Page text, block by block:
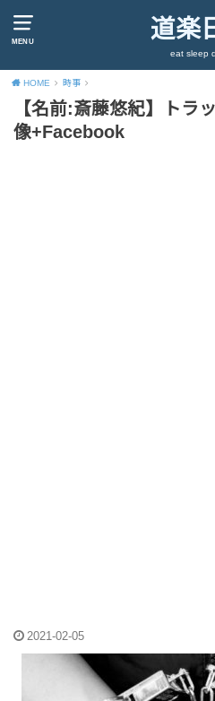
MENU 道楽
eat sleep
HOME 時事
【名前:斎藤悠紀】トラ
像+Facebook
2021-02-05